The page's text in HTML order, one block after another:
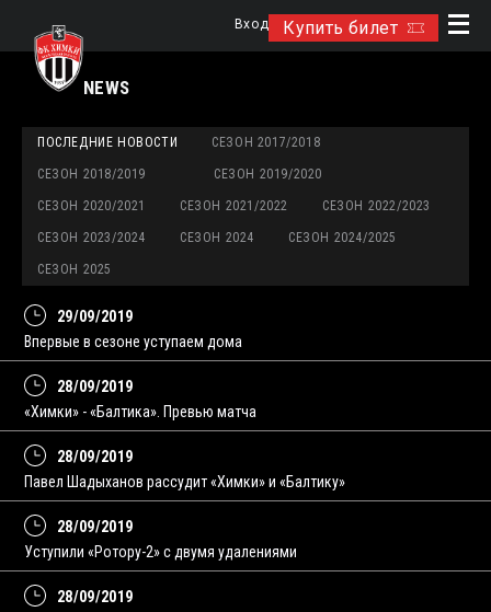
Купить билет
Вход
NEWS
ПОСЛЕДНИЕ НОВОСТИ СЕЗОН 2017/2018
СЕЗОН 2018/2019 СЕЗОН 2019/2020
СЕЗОН 2020/2021 СЕЗОН 2021/2022 СЕЗОН 2022/2023
СЕЗОН 2023/2024 СЕЗОН 2024 СЕЗОН 2024/2025
СЕЗОН 2025
29/09/2019
Впервые в сезоне уступаем дома
28/09/2019
«Химки» - «Балтика». Превью матча
28/09/2019
Павел Шадыханов рассудит «Химки» и «Балтику»
28/09/2019
Уступили «Ротору-2» с двумя удалениями
28/09/2019